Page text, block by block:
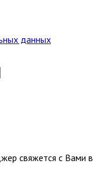
данных
свяжется с Вами в